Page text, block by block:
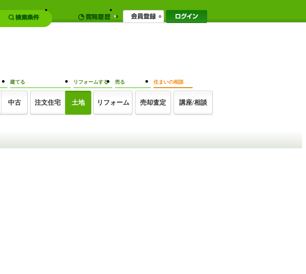
中古
建てる
注文住宅 土地
リフォームする
リフォーム
売る
売却査定
住まいの相談
講座/相談